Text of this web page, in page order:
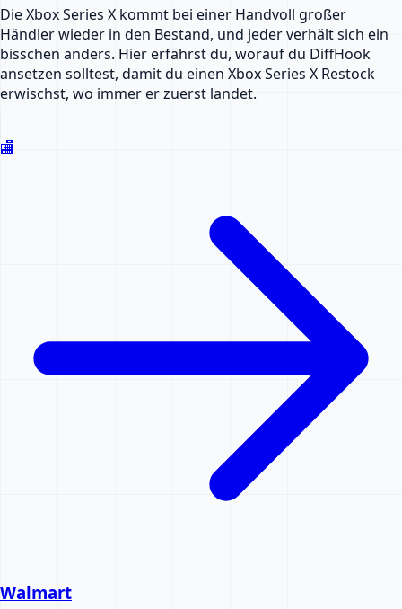
Die Xbox Series X kommt bei einer Handvoll großer
Händler wieder in den Bestand, und jeder verhält sich ein
bisschen anders. Hier erfährst du, worauf du DiffHook
ansetzen solltest, damit du einen Xbox Series X Restock
erwischst, wo immer er zuerst landet.
🏬
Walmart